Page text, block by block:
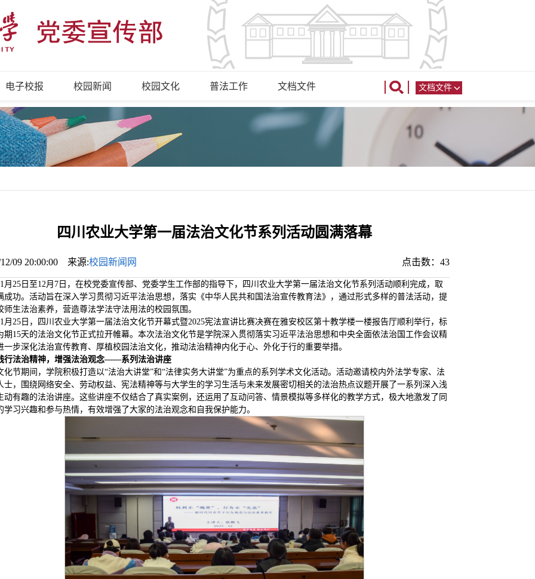
电子校报 校园新闻 校园文化 普法工作 文档文件 文档文件
四川农业大学第一届法治文化节系列活动圆满落幕
点击数：43
12/09 20:00:00 来源:校园新闻网
月25日至12月7日，在校党委宣传部、党委学生工作部的指导下，四川农业大学第一届法治文化节系列活动顺利完成，取
成功。活动旨在深入学习贯彻习近平法治思想，落实《中华人民共和国法治宣传教育法》，通过形式多样的普法活动，提
师生法治素养，营造尊法学法守法用法的校园氛围。
月25日，四川农业大学第一届法治文化节开幕式暨2025宪法宣讲比赛决赛在雅安校区第十教学楼一楼报告厅顺利举行，标
期15天的法治文化节正式拉开帷幕。本次法治文化节是学院深入贯彻落实习近平法治思想和中央全面依法治国工作会议精
一步深化法治宣传教育、厚植校园法治文化，推动法治精神内化于心、外化于行的重要举措。
行法治精神，增强法治观念——系列法治讲座
化节期间，学院积极打造以“法治大讲堂”和“法律实务大讲堂”为重点的系列学术文化活动。活动邀请校内外法学专家、法
士，围绕网络安全、劳动权益、宪法精神等与大学生的学习生活与未来发展密切相关的法治热点议题开展了一系列深入浅
动有趣的法治讲座。这些讲座不仅结合了真实案例，还运用了互动问答、情景模拟等多样化的教学方式，极大地激发了同
学习兴趣和参与热情，有效增强了大家的法治观念和自我保护能力。